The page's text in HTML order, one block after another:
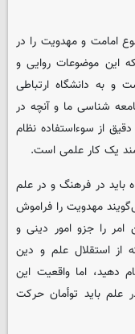
امامت و مهدویت را در
این موضوعات روایی و
به دانشگاه ارتباطی
شناسی ما و آنچه در
از سوءاستفاده نظام
یک کار علمی است.
باید در فرهنگ و در علم
مهدویت را فراموش
امر را جزو امور دینی و
از استقلال علم و دین
دهید، اما واقعیت این
باید توأمان حرکت